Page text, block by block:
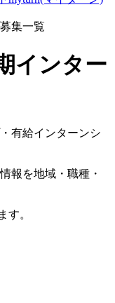
集一覧
インター
有給インターンシ
報を地域・職種・
す。